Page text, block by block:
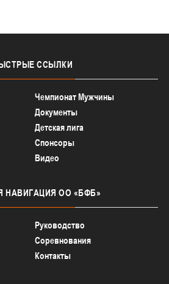
ССЫЛКИ
Чемпионат Мужчины
Документы
Детская лига
Спонсоры
Видео
НАВИГАЦИЯ ОО «БФБ»
Руководство
Соревнования
Контакты